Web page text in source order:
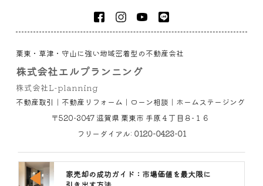
栗東・草津・守山に強い地域密着型の不動産会社
株式会社エルプランニング
株式会社L-planning
不動産取引｜不動産リフォーム｜ローン相談｜ホームステージング
〒520-3047 滋賀県 栗東市 手原４丁目８−１６
フリーダイアル: 0120-0423-01
家売却の成功ガイド：市場価値を最大限に